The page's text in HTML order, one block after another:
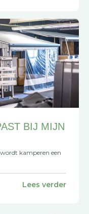
BIJ MIJN
kamperen een
Lees verder